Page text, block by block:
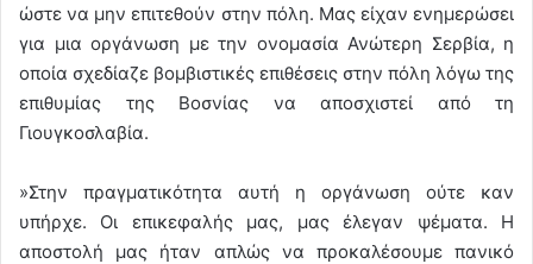
ώστε να μην επιτεθούν στην πόλη. Μας είχαν ενημερώσει
για μια οργάνωση με την ονομασία Ανώτερη Σερβία, η
οποία σχεδίαζε βομβιστικές επιθέσεις στην πόλη λόγω της
επιθυμίας της Βοσνίας να αποσχιστεί από τη
Γιουγκοσλαβία.
»Στην πραγματικότητα αυτή η οργάνωση ούτε καν
υπήρχε. Οι επικεφαλής μας, μας έλεγαν ψέματα. Η
αποστολή μας ήταν απλώς να προκαλέσουμε πανικό